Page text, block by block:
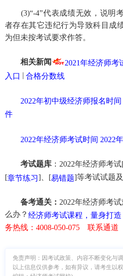
(3)“-4”代表成绩无效，说明
者存在其它违纪行为导致科目成
为但未按考试要求作答。
相关新闻 2021年经济师考
入口 | 合格分数线
2022年初中级经济师报名时间
件
2022年经济师考试时间 2022
考试题库 ：2022年经济师考
[章节练习]、[易错题]等考试试题及
备考通关： 2022年经济师考
么办？ 经济师考试课程，量身打
务热线：4008-050-075 联系通道
免责声明：因考试政策、内容不断变化与
以上信息仅供参考，如有异议，请考生以